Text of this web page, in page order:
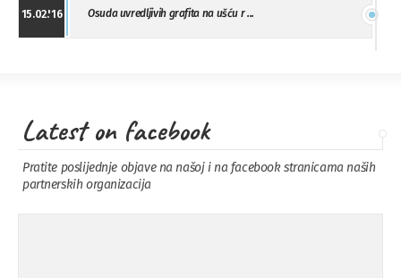
15.02.'16 Osuda uvredljivih grafita na ušću r ...
13.11.'15 Osuda napada u Drvaru
Pe ...
Latest on facebook
Pratite poslijednje objave na našoj i na facebook stranicama naših
partnerskih organizacija